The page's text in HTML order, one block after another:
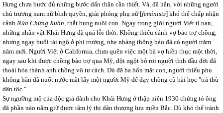
Hưng chưa bước đủ những bước dấn thân cần thiết. Và, đã hẳn, với những người
chủ trương nam nữ bình quyền, giải phóng phụ nữ [feminists] khó thể chấp nhận
cảnh Nửa Chừng Xuân, thắt bụng nuôi con. Ngay trong giới người Việt tị nạn,
những nhân vật Khái Hưng đã quá lỗi thời. Không thiếu cảnh vợ bảo trợ chồng,
nhưng ngay buổi tái ngộ ở phi trường, nhẹ nhàng thông báo đã có người trăm
năm mới. Người Việt ở California, chưa quên việc một bà vợ hiền thục một thời,
ngay sau khi được chồng bảo trợ qua Mỹ, đột ngột bỏ rơi người tình đầu đời đã
thoái hóa thành anh chồng vô tư cách. Dù đã ba bốn mặt con, người thiếu phụ
không hẳn đã nuốt nước mắt lấy một người Mỹ để dạy chồng cũ bài học "trả thù
dân tộc."
Sự ngưỡng mộ của độc giả dành cho Khái Hưng ở thập niên 1930 chứng tỏ ông
đã phần nào nắm giữ được tâm lý thị dân thượng lưu miền Bắc. Dù khó thể tránh